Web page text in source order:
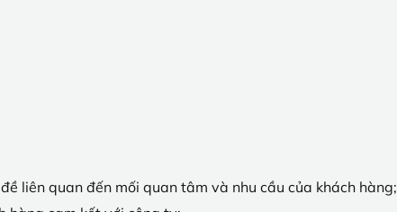
liên quan đến mối quan tâm và nhu cầu của khách hàng;